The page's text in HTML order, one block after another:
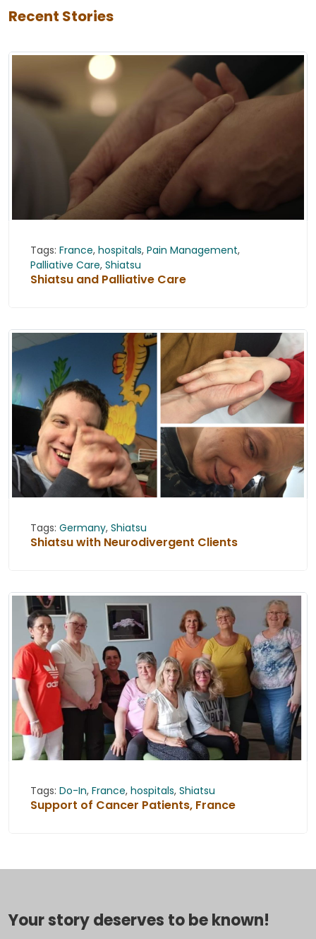
Recent Stories
Tags: France, hospitals, Pain Management,
Palliative Care, Shiatsu
Shiatsu and Palliative Care
Tags: Germany, Shiatsu
Shiatsu with Neurodivergent Clients
Tags: Do-In, France, hospitals, Shiatsu
Support of Cancer Patients, France
Your story deserves to be known!